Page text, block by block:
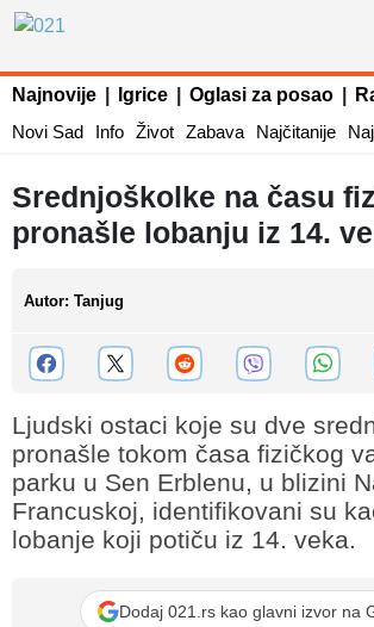
Najnovije Igrice Oglasi za posao
Novi Sad
Info Život Zabava Najčitanije
Srednjoškolke na času
pronašle lobanju iz 14.
Autor: Tanjug
Ljudski ostaci koje su dve
pronašle tokom časa fizičkog
parku u Sen Erblenu, u blizini
Francuskoj, identifikovani su
lobanje koji potiču iz 14. veka.
Dodaj 021.rs kao glavni izvor na